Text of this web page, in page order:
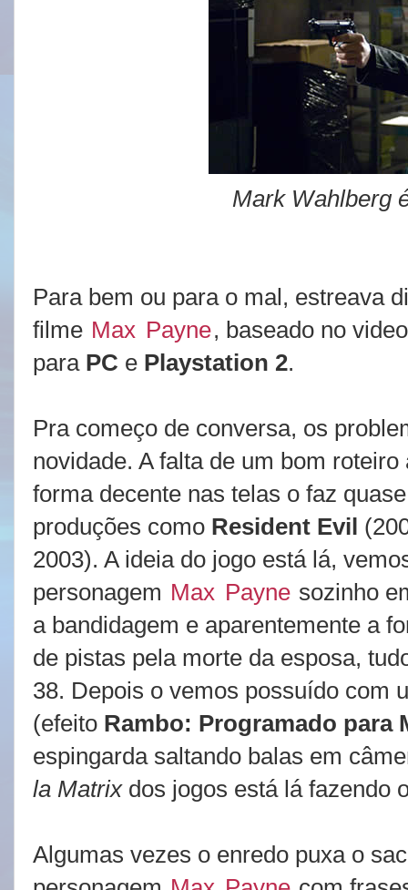
Mark Wahlberg
Para bem ou para o mal, estreava
filme Max Payne, baseado no
para PC e Playstation 2.
Pra começo de conversa, os
novidade. A falta de um bom
forma decente nas telas o faz
produções como Resident Evil
2003). A ideia do jogo está lá,
personagem Max Payne sozinho
a bandidagem e aparentemente a
de pistas pela morte da esposa,
38. Depois o vemos possuído com
(efeito Rambo: Programado para
espingarda saltando balas em
la Matrix dos jogos está lá fazendo
Algumas vezes o enredo puxa o